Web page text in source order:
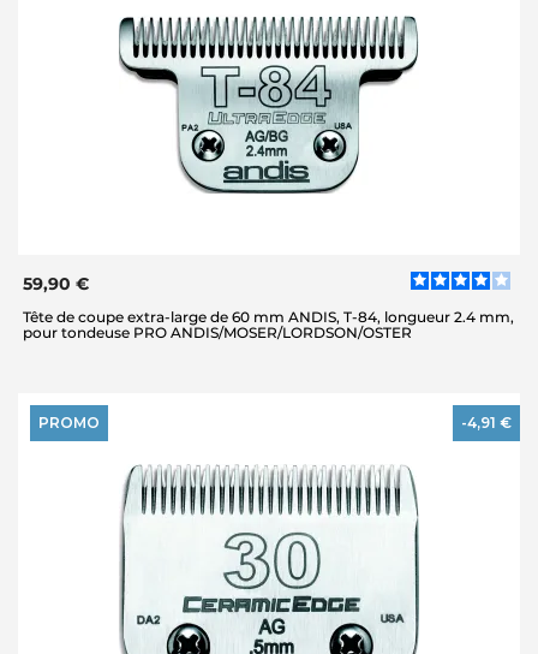
59,90 €
Tête de coupe extra-large de 60 mm ANDIS, T-84, longueur 2.4 mm,
pour tondeuse PRO ANDIS/MOSER/LORDSON/OSTER
PROMO -4,91 €